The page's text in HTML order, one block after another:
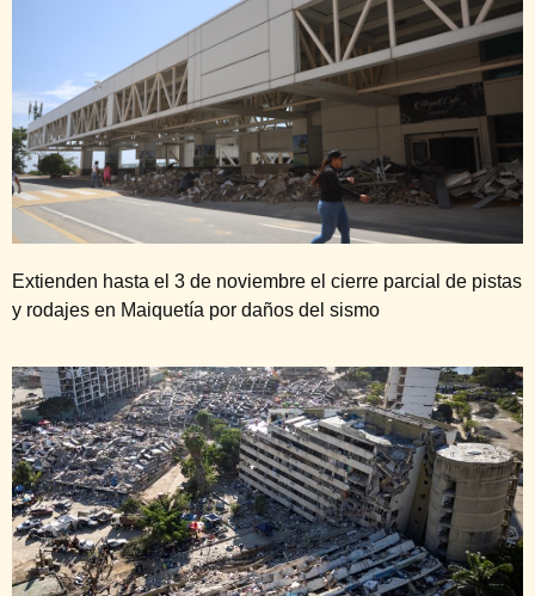
Extienden hasta el 3 de noviembre el cierre parcial de pistas
y rodajes en Maiquetía por daños del sismo